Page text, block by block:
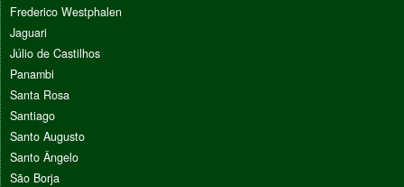
Frederico Westphalen
Jaguari
Júlio de Castilhos
Panambi
Santa Rosa
Santiago
Santo Augusto
Santo Ângelo
São Borja